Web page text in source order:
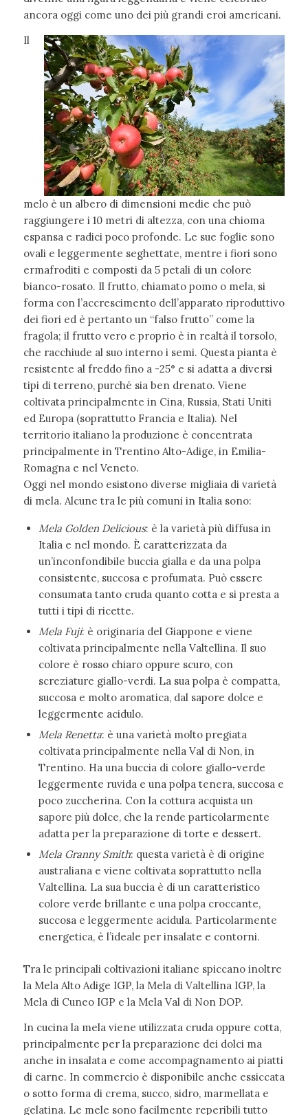
ancora oggi come uno dei più grandi eroi americani.
Il
melo è un albero di dimensioni medie che può
raggiungere i 10 metri di altezza, con una chioma
espansa e radici poco profonde. Le sue foglie sono
ovali e leggermente seghettate, mentre i fiori sono
ermafroditi e composti da 5 petali di un colore
bianco-rosato. Il frutto, chiamato pomo o mela, si
forma con l’accrescimento dell’apparato riproduttivo
dei fiori ed è pertanto un “falso frutto” come la
fragola; il frutto vero e proprio è in realtà il torsolo,
che racchiude al suo interno i semi. Questa pianta è
resistente al freddo fino a -25° e si adatta a diversi
tipi di terreno, purché sia ben drenato. Viene
coltivata principalmente in Cina, Russia, Stati Uniti
ed Europa (soprattutto Francia e Italia). Nel
territorio italiano la produzione è concentrata
principalmente in Trentino Alto-Adige, in Emilia-
Romagna e nel Veneto.
Oggi nel mondo esistono diverse migliaia di varietà
di mela. Alcune tra le più comuni in Italia sono:
Mela Golden Delicious: è la varietà più diffusa in
Italia e nel mondo. È caratterizzata da
un’inconfondibile buccia gialla e da una polpa
consistente, succosa e profumata. Può essere
consumata tanto cruda quanto cotta e si presta a
tutti i tipi di ricette.
Mela Fuji: è originaria del Giappone e viene
coltivata principalmente nella Valtellina. Il suo
colore è rosso chiaro oppure scuro, con
screziature giallo-verdi. La sua polpa è compatta,
succosa e molto aromatica, dal sapore dolce e
leggermente acidulo.
Mela Renetta: è una varietà molto pregiata
coltivata principalmente nella Val di Non, in
Trentino. Ha una buccia di colore giallo-verde
leggermente ruvida e una polpa tenera, succosa e
poco zuccherina. Con la cottura acquista un
sapore più dolce, che la rende particolarmente
adatta per la preparazione di torte e dessert.
Mela Granny Smith: questa varietà è di origine
australiana e viene coltivata soprattutto nella
Valtellina. La sua buccia è di un caratteristico
colore verde brillante e una polpa croccante,
succosa e leggermente acidula. Particolarmente
energetica, è l’ideale per insalate e contorni.
Tra le principali coltivazioni italiane spiccano inoltre
la Mela Alto Adige IGP, la Mela di Valtellina IGP, la
Mela di Cuneo IGP e la Mela Val di Non DOP.
In cucina la mela viene utilizzata cruda oppure cotta,
principalmente per la preparazione dei dolci ma
anche in insalata e come accompagnamento ai piatti
di carne. In commercio è disponibile anche essiccata
o sotto forma di crema, succo, sidro, marmellata e
gelatina. Le mele sono facilmente reperibili tutto